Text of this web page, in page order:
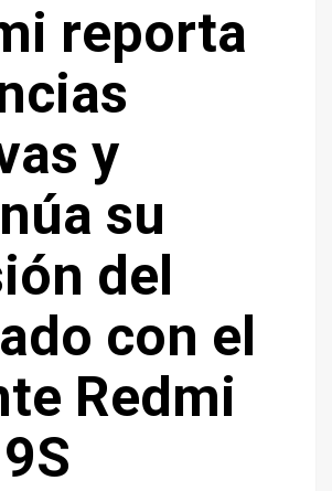
reporta
y
su
del
con el
Redmi